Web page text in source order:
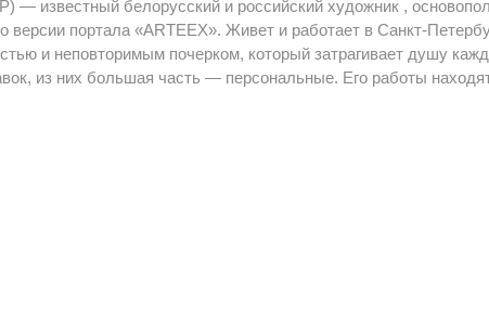
известный белорусский и российский художник ,
портала «ARTEEX». Живет и работает в Санкт-
и неповторимым почерком, который затрагивает душу
из них большая часть — персональные. Его работы